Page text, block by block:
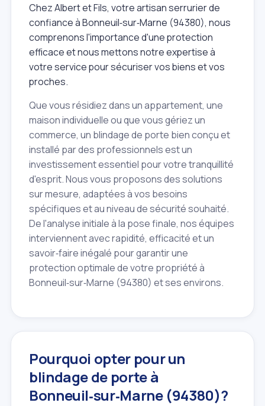
Chez Albert et Fils, votre artisan serrurier de
confiance à Bonneuil‑sur‑Marne (94380), nous
comprenons l'importance d'une protection
efficace et nous mettons notre expertise à
votre service pour sécuriser vos biens et vos
proches.
Que vous résidiez dans un appartement, une
maison individuelle ou que vous gériez un
commerce, un blindage de porte bien conçu et
installé par des professionnels est un
investissement essentiel pour votre tranquillité
d'esprit. Nous vous proposons des solutions
sur mesure, adaptées à vos besoins
spécifiques et au niveau de sécurité souhaité.
De l'analyse initiale à la pose finale, nos équipes
interviennent avec rapidité, efficacité et un
savoir‑faire inégalé pour garantir une
protection optimale de votre propriété à
Bonneuil‑sur‑Marne (94380) et ses environs.
Pourquoi opter pour un
blindage de porte à
Bonneuil‑sur‑Marne (94380)?